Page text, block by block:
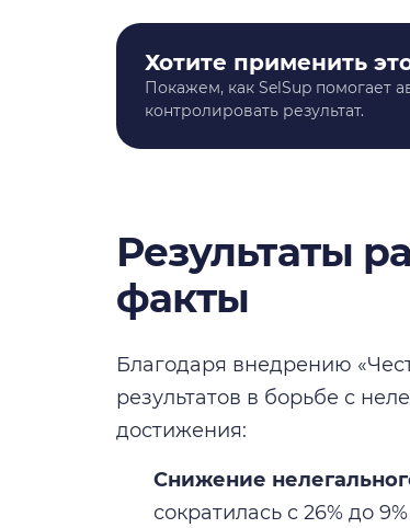
Хотите применить
Покажем, как SelSup помогает
контролировать результат.
Результаты
факты
Благодаря внедрению
результатов в борьбе с
достижения:
Снижение
сократилась с 26% до